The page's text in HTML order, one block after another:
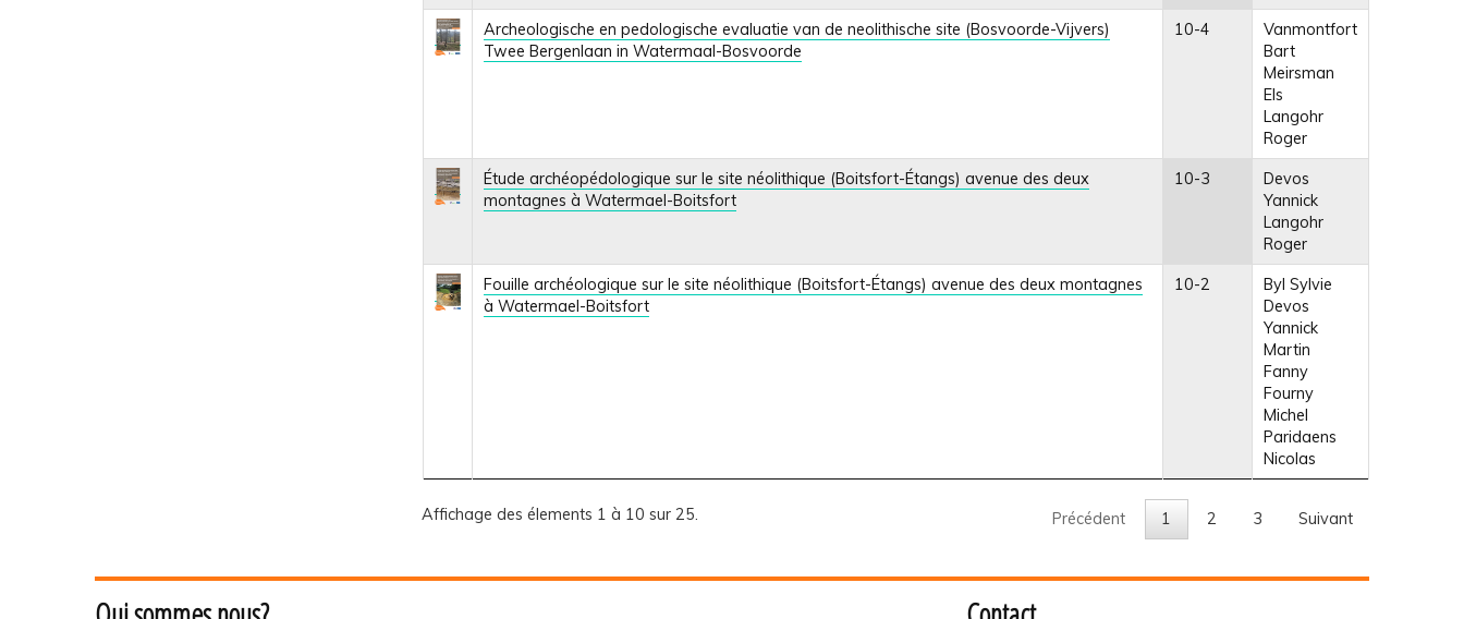
Archeologische en pedologische evaluatie van de neolithische site (Bosvoorde-Vijvers)
Twee Bergenlaan in Watermaal-Bosvoorde
10-4
Vanmontfort
Bart
Meirsman
Els
Langohr
Roger
Étude archéopédologique sur le site néolithique (Boitsfort-Étangs) avenue des deux
montagnes à Watermael-Boitsfort
10-3
Devos
Yannick
Langohr
Roger
Fouille archéologique sur le site néolithique (Boitsfort-Étangs) avenue des deux montagnes
à Watermael-Boitsfort
10-2
Byl Sylvie
Devos
Yannick
Martin
Fanny
Fourny
Michel
Paridaens
Nicolas
Affichage des élements 1 à 10 sur 25. Précédent 1 2 3 Suivant